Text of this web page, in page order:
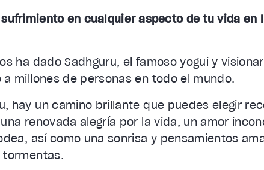
en cualquier aspecto de tu vida en
ha dado Sadhguru, el famoso yogui y
millones de personas en todo el mundo.
hay un camino brillante que puedes elegir
renovada alegría por la vida, un amor
así como una sonrisa y pensamientos
tormentas.